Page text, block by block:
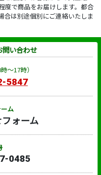
度で商品をお届けします。都合
合は別途個別にご連絡いたしま
問い合わせ
～17時）
5847
ム
ォーム
0485